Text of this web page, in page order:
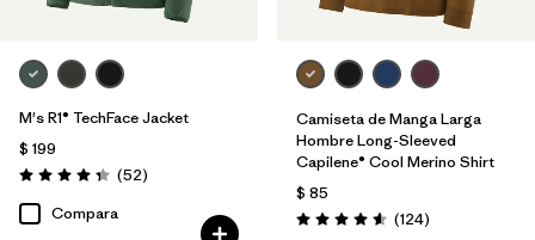
M's R1® TechFace Jacket
$ 199
Valoración: 4.3 / 5
(52Comentarios
)
Compara
Camiseta de Manga Larga
Hombre Long-Sleeved
Capilene® Cool Merino Shirt
$ 85
Valoración: 4.6 / 5
(124Comentarios
)